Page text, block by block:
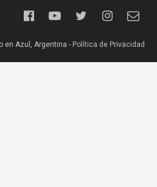
en Azul, Argentina - Política de Privacidad